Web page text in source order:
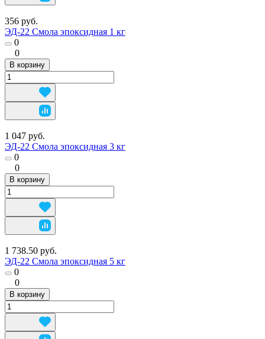
356 руб.
ЭД-22 Смола эпоксидная 1 кг
0
0
В корзину
1 047 руб.
ЭД-22 Смола эпоксидная 3 кг
0
0
В корзину
1 738.50 руб.
ЭД-22 Смола эпоксидная 5 кг
0
0
В корзину